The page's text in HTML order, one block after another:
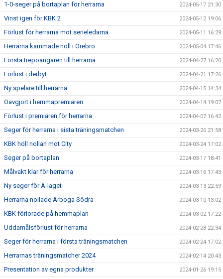
1-0-seger på bortaplan för herrarna 2024-05-17 21:30
Vinst igen för KBK 2 2024-05-12 19:06
Förlust för herrarna mot serieledarna 2024-05-11 16:29
Herrarna kammade noll i Örebro 2024-05-04 17:46
Första trepoängaren till herrarna 2024-04-27 16:20
Förlust i derbyt 2024-04-21 17:26
Ny spelare till herrarna 2024-04-15 14:34
Oavgjort i hemmapremiären 2024-04-14 19:07
Förlust i premiären för herrarna 2024-04-07 16:42
Seger för herrarna i sista träningsmatchen 2024-03-26 21:58
KBK höll nollan mot City 2024-03-24 17:02
Seger på bortaplan 2024-03-17 18:41
Målvakt klar för herrarna 2024-03-16 17:43
Ny seger för A-laget 2024-03-13 22:59
Herrarna nollade Arboga Södra 2024-03-10 13:02
KBK förlorade på hemmaplan 2024-03-02 17:22
Uddamålsförlust för herrarna 2024-02-28 22:34
Seger för herrarna i första träningsmatchen 2024-02-24 17:02
Herrarnas träningsmatcher 2024 2024-02-14 20:43
Presentation av egna produkter 2024-01-26 19:15